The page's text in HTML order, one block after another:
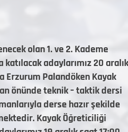
olan 1. ve 2. Kademe
adaylarımız 20 aralık
Erzurum Palandöken Kayak
önünde teknik – taktik dersi
derse hazır şekilde
Kayak Öğreticiliği